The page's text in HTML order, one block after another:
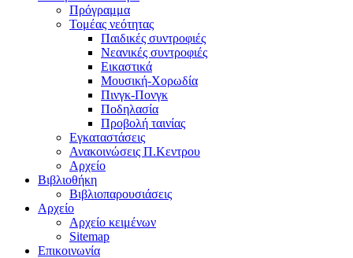
Πρόγραμμα
Τομέας νεότητας
Παιδικές συντροφιές
Νεανικές συντροφιές
Εικαστικά
Μουσική-Χορωδία
Πινγκ-Πονγκ
Ποδηλασία
Προβολή ταινίας
Εγκαταστάσεις
Ανακοινώσεις Π.Κεντρου
Αρχείο
Βιβλιοθήκη
Βιβλιοπαρουσιάσεις
Αρχείο
Αρχείο κειμένων
Sitemap
Επικοινωνία